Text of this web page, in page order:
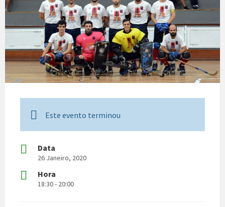
Este evento terminou
Data
26 Janeiro, 2020
Hora
18:30 - 20:00